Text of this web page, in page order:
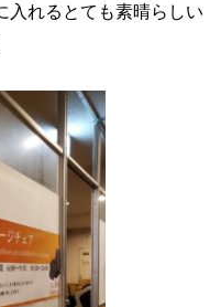
入れるとても素晴らしい